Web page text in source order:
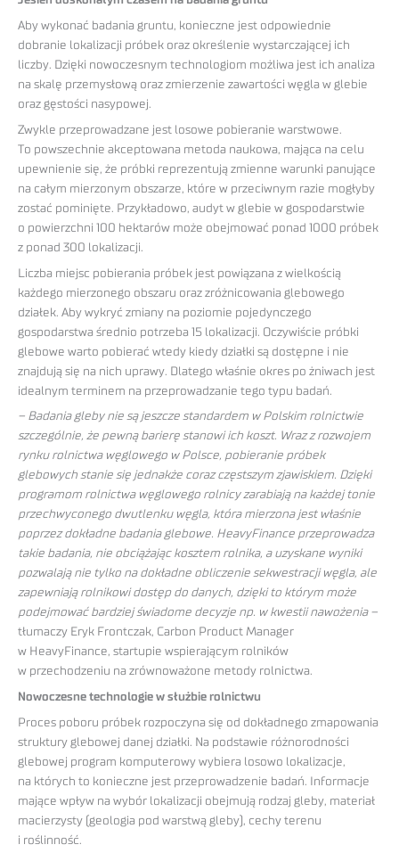
Aby wykonać badania gruntu, konieczne jest odpowiednie
dobranie lokalizacji próbek oraz określenie wystarczającej ich
liczby. Dzięki nowoczesnym technologiom możliwa jest ich analiza
na skalę przemysłową oraz zmierzenie zawartości węgla w glebie
oraz gęstości nasypowej.
Zwykle przeprowadzane jest losowe pobieranie warstwowe.
To powszechnie akceptowana metoda naukowa, mająca na celu
upewnienie się, że próbki reprezentują zmienne warunki panujące
na całym mierzonym obszarze, które w przeciwnym razie mogłyby
zostać pominięte. Przykładowo, audyt w glebie w gospodarstwie
o powierzchni 100 hektarów może obejmować ponad 1000 próbek
z ponad 300 lokalizacji.
Liczba miejsc pobierania próbek jest powiązana z wielkością
każdego mierzonego obszaru oraz zróżnicowania glebowego
działek. Aby wykryć zmiany na poziomie pojedynczego
gospodarstwa średnio potrzeba 15 lokalizacji. Oczywiście próbki
glebowe warto pobierać wtedy kiedy działki są dostępne i nie
znajdują się na nich uprawy. Dlatego właśnie okres po żniwach jest
idealnym terminem na przeprowadzanie tego typu badań.
– Badania gleby nie są jeszcze standardem w Polskim rolnictwie
szczególnie, że pewną barierę stanowi ich koszt. Wraz z rozwojem
rynku rolnictwa węglowego w Polsce, pobieranie próbek
glebowych stanie się jednakże coraz częstszym zjawiskiem. Dzięki
programom rolnictwa węglowego rolnicy zarabiają na każdej tonie
przechwyconego dwutlenku węgla, która mierzona jest właśnie
poprzez dokładne badania glebowe. HeavyFinance przeprowadza
takie badania, nie obciążając kosztem rolnika, a uzyskane wyniki
pozwalają nie tylko na dokładne obliczenie sekwestracji węgla, ale
zapewniają rolnikowi dostęp do danych, dzięki to którym może
podejmować bardziej świadome decyzje np. w kwestii nawożenia –
tłumaczy Eryk Frontczak, Carbon Product Manager
w HeavyFinance, startupie wspierającym rolników
w przechodzeniu na zrównoważone metody rolnictwa.
Nowoczesne technologie w służbie rolnictwu
Proces poboru próbek rozpoczyna się od dokładnego zmapowania
struktury glebowej danej działki. Na podstawie różnorodności
glebowej program komputerowy wybiera losowo lokalizacje,
na których to konieczne jest przeprowadzenie badań. Informacje
mające wpływ na wybór lokalizacji obejmują rodzaj gleby, materiał
macierzysty (geologia pod warstwą gleby), cechy terenu
i roślinność.